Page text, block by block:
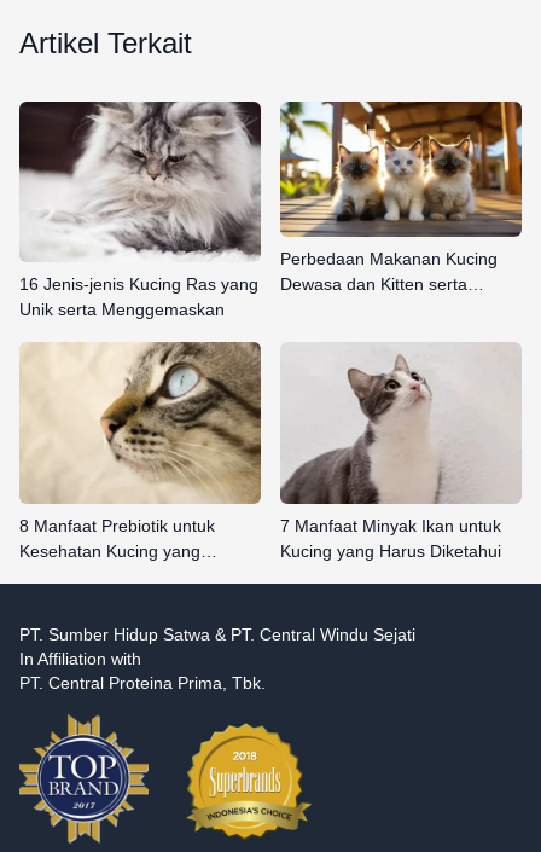
Artikel Terkait
16 Jenis-jenis Kucing Ras yang
Unik serta Menggemaskan
Perbedaan Makanan Kucing
Dewasa dan Kitten serta…
8 Manfaat Prebiotik untuk
Kesehatan Kucing yang…
7 Manfaat Minyak Ikan untuk
Kucing yang Harus Diketahui
PT. Sumber Hidup Satwa & PT. Central Windu Sejati
In Affiliation with
PT. Central Proteina Prima, Tbk.